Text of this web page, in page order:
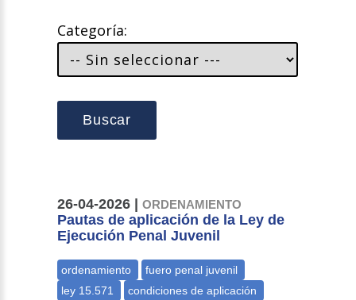
Categoría:
Buscar
26-04-2026 |ORDENAMIENTO
Pautas de aplicación de la Ley de
Ejecución Penal Juvenil